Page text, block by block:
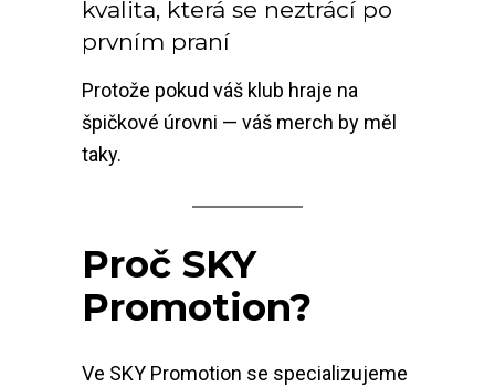
kvalita, která se neztrácí po
prvním praní
Protože pokud váš klub hraje na
špičkové úrovni — váš merch by měl
taky.
Proč SKY
Promotion?
Ve SKY Promotion se specializujeme